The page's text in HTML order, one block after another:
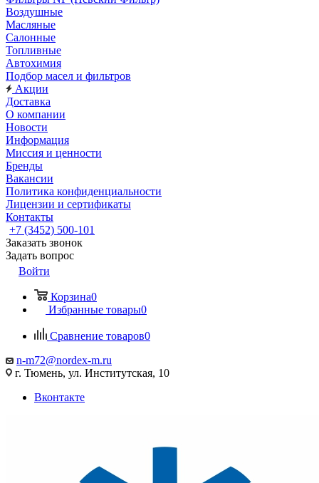
Воздушные
Масляные
Салонные
Топливные
Автохимия
Подбор масел и фильтров
Акции
Доставка
О компании
Новости
Информация
Миссия и ценности
Бренды
Вакансии
Политика конфиденциальности
Лицензии и сертификаты
Контакты
+7 (3452) 500-101
Заказать звонок
Задать вопрос
Войти
Корзина0
Избранные товары0
Сравнение товаров0
n-m72@nordex-m.ru
г. Тюмень, ул. Институтская, 10
Вконтакте